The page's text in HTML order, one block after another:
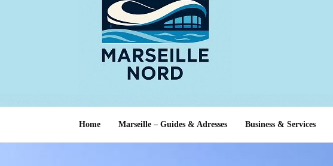
Home Marseille – Guides & Adresses Business & Services